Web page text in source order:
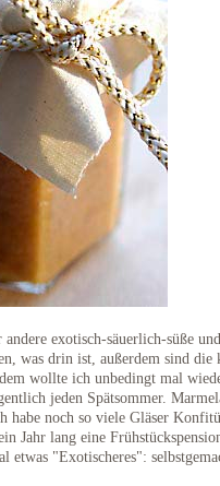
exotisch-säuerlich-süße
was drin ist, außerdem sind die
wollte ich unbedingt mal
jeden Spätsommer.
habe noch so viele Gläser
Jahr lang eine
etwas "Exotischeres":